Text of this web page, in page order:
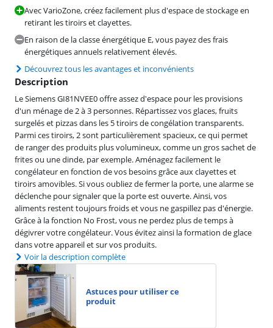
Avec VarioZone, créez facilement plus d'espace de stockage en
retirant les tiroirs et clayettes.
En raison de la classe énergétique E, vous payez des frais
énergétiques annuels relativement élevés.
Découvrez tous les avantages et inconvénients
Description
Le Siemens GI81NVEE0 offre assez d'espace pour les provisions
d'un ménage de 2 à 3 personnes. Répartissez vos glaces, fruits
surgelés et pizzas dans les 5 tiroirs de congélation transparents.
Parmi ces tiroirs, 2 sont particulièrement spacieux, ce qui permet
de ranger des produits plus volumineux, comme un gros sachet de
frites ou une dinde, par exemple. Aménagez facilement le
congélateur en fonction de vos besoins grâce aux clayettes et
tiroirs amovibles. Si vous oubliez de fermer la porte, une alarme se
déclenche pour signaler que la porte est ouverte. Ainsi, vos
aliments restent toujours froids et vous ne gaspillez pas d'énergie.
Grâce à la fonction No Frost, vous ne perdez plus de temps à
dégivrer votre congélateur. Vous évitez ainsi la formation de glace
dans votre appareil et sur vos produits.
Voir la description complète
Astuces pour utiliser ce
produit